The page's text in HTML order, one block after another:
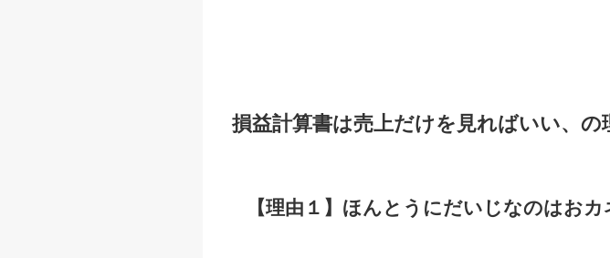
損益計算書は売上だけを見ればいい、の
【理由１】ほんとうにだいじなのはおカ